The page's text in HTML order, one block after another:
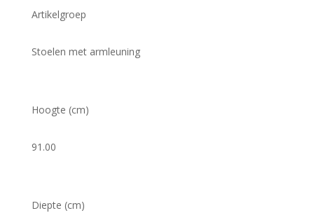
Artikelgroep
Stoelen met armleuning
Hoogte (cm)
91.00
Diepte (cm)